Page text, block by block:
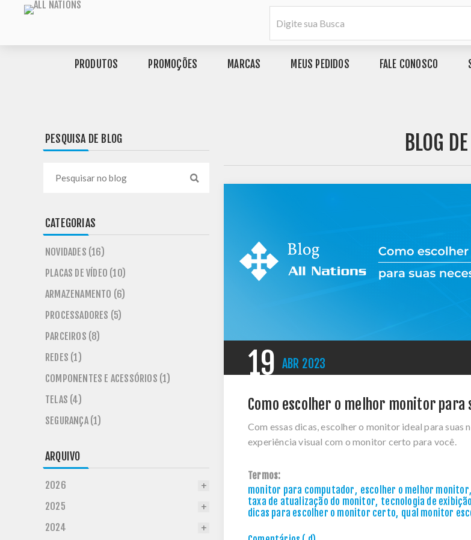
PRODUTOS PROMOÇÕES MARCAS MEUS PEDIDOS FALE CONOSCO
BLOG
19 ABR 2023
Como escolher o melhor monitor para
Com essas dicas, escolher o monitor ideal para
experiência visual com o monitor certo para você.
Termos:
monitor para computador, escolher o melhor monitor,
taxa de atualização do monitor, tecnologia de
dicas para escolher o monitor certo, qual monitor
PESQUISA DE BLOG
CATEGORIAS
NOVIDADES (16)
PLACAS DE VÍDEO (10)
ARMAZENAMENTO (6)
PROCESSADORES (5)
PARCEIROS (8)
REDES (1)
COMPONENTES E ACESSÓRIOS (1)
TELAS (4)
SEGURANÇA (1)
ARQUIVO
2026
2025
2024